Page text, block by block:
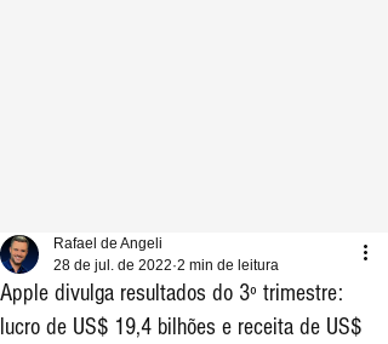
Apple divulga resultados do 3º trimestre:
lucro de US$ 19,4 bilhões e receita de US$
Rafael de Angeli
28 de jul. de 2022 2 min de leitura